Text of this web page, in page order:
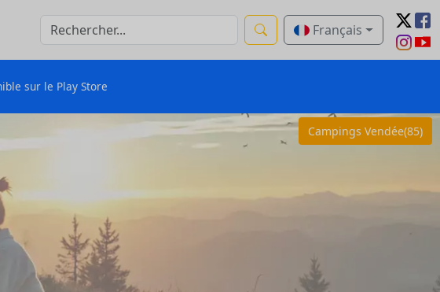
Français
sur le Play Store
Campings Vendée(85)